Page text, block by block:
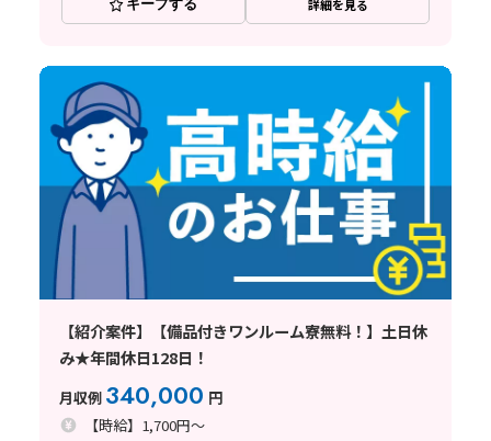
キープする 詳細を見る
【紹介案件】【備品付きワンルーム寮無料！】土日休
み★年間休日128日！
月収例 340,000 円
【時給】1,700円～